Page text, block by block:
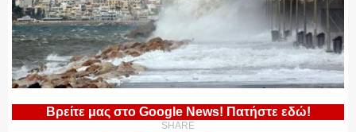
ΕΚΑΜ
ΥΑΤ/ΥΜΕΤΒρείτε μας στο Google News! Πατήστε εδώ!
SHARE